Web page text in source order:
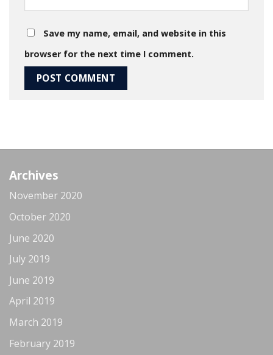
Save my name, email, and website in this
browser for the next time I comment.
Archives
November 2020
October 2020
June 2020
July 2019
June 2019
April 2019
March 2019
February 2019